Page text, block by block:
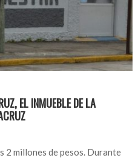
EL INMUEBLE DE LA
2 millones de pesos. Durante